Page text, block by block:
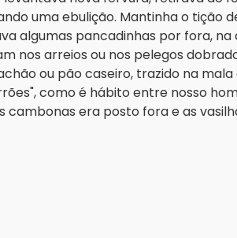
uma ebulição. Mantinha o tição
algumas pancadinhas por fora, na
nos arreios ou nos pelegos
ou pão caseiro, trazido na
como é hábito entre nosso
cambonas era posto fora e as